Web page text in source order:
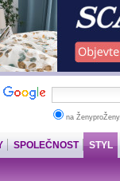
na
SPOLEČNOST STYL